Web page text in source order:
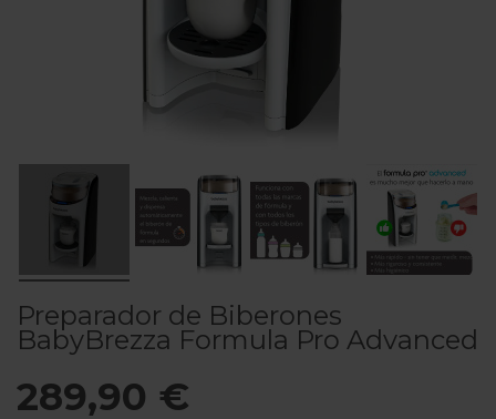
Preparador de Biberones
BabyBrezza Formula Pro Advanced
289,90 €